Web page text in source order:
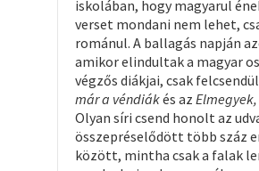
iskolában, hogy magyarul
verset mondani nem lehet,
románul. A ballagás napján
amikor elindultak a magyar
végzős diákjai, csak
már a véndiákés az
Olyan síri csend honolt az
összepréselődött több száz
között, mintha csak a falak